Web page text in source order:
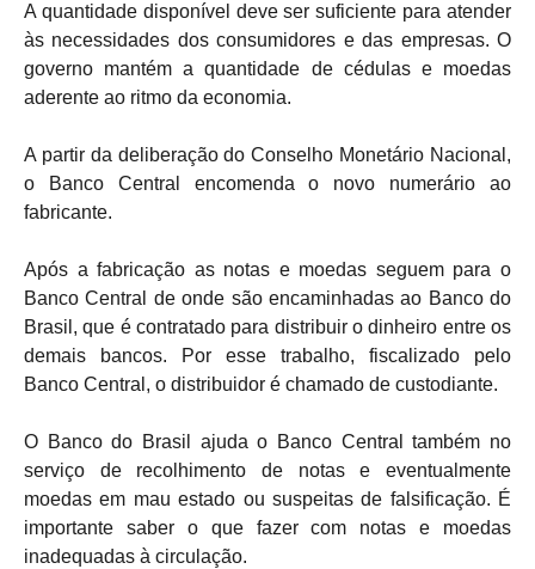
A quantidade disponível deve ser suficiente para atender
às necessidades dos consumidores e das empresas. O
governo mantém a quantidade de cédulas e moedas
aderente ao ritmo da economia.
A partir da deliberação do Conselho Monetário Nacional,
o Banco Central encomenda o novo numerário ao
fabricante.
Após a fabricação as notas e moedas seguem para o
Banco Central de onde são encaminhadas ao Banco do
Brasil, que é contratado para distribuir o dinheiro entre os
demais bancos. Por esse trabalho, fiscalizado pelo
Banco Central, o distribuidor é chamado de custodiante.
O Banco do Brasil ajuda o Banco Central também no
serviço de recolhimento de notas e eventualmente
moedas em mau estado ou suspeitas de falsificação. É
importante saber o que fazer com notas e moedas
inadequadas à circulação.